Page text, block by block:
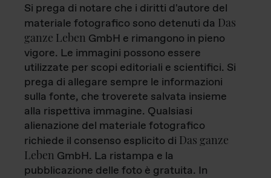
Si prega di notare che i diritti d'autore del
materiale fotografico sono detenuti da Das
ganze Leben GmbH e rimangono in pieno
vigore. Le immagini possono essere
utilizzate per scopi editoriali e scientifici. Si
prega di allegare sempre le informazioni
sulla fonte, che troverete salvata insieme
alla rispettiva immagine. Qualsiasi
alienazione del materiale fotografico
richiede il consenso esplicito di Das ganze
Leben GmbH. La ristampa e la
pubblicazione delle foto è gratuita. In